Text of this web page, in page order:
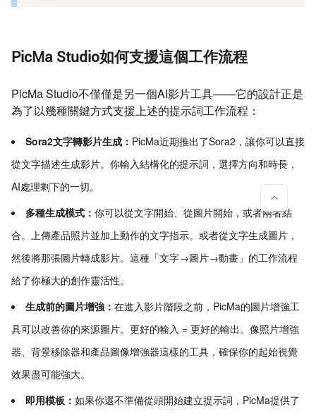
PicMa Studio如何支援這個工作流程
PicMa Studio不僅僅是另一個AI影片工具——它的設計正是
為了以幾種關鍵方式支援上述的提示詞工作流程：
Sora2文字轉影片生成： PicMa近期推出了Sora2，讓你可以直接
從文字描述生成影片。你輸入結構化的提示詞，選擇方向和時長，
AI處理剩下的一切。
多種生成模式： 你可以從文字開始、從圖片開始，或者兩者結
合。上傳產品照片並加上動作的文字指示。或者從文字生成圖片，
然後將那張圖片轉成影片。這種「文字→圖片→動畫」的工作流程
給了你極大的創作靈活性。
生成前的圖片增強： 在進入影片階段之前，PicMa的圖片增強工
具可以改善你的來源圖片。更好的輸入 = 更好的輸出。像照片增強
器、背景移除器和產品圖像增強器這樣的工具，確保你的起始視覺
效果盡可能強大。
即用模板： 如果你還不準備從頭開始建立提示詞，PicMa提供了